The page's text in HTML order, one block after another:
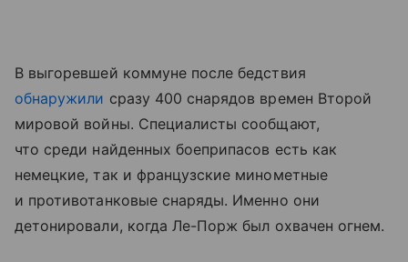
В выгоревшей коммуне после бедствия
обнаружили сразу 400 снарядов времен Второй
мировой войны. Специалисты сообщают,
что среди найденных боеприпасов есть как
немецкие, так и французские минометные
и противотанковые снаряды. Именно они
детонировали, когда Ле-Порж был охвачен огнем.